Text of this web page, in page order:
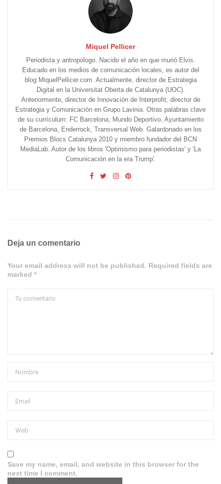
Miquel Pellicer
Periodista y antropólogo. Nacido el año en que murió Elvis.
Educado en los medios de comunicación locales, es autor del
blog MiquelPellicer.com. Actualmente, director de Estrategia
Digital en la Universitat Oberta de Catalunya (UOC).
Anteriormente, director de Innovación de Interprofit; director de
Estrategia y Comunicación en Grupo Lavinia. Otras palabras clave
de su currículum: FC Barcelona, Mundo Deportivo, Ayuntamiento
de Barcelona, Enderrock, Transversal Web. Galardonado en los
Premios Blocs Catalunya 2010 y miembro fundador del BCN
MediaLab. Autor de los libros 'Optimismo para periodistas' y 'La
Comunicación en la era Trump'.
Deja un comentario
Your email address will not be published. Required fields are
marked *
Save my name, email, and website in this browser for the
next time I comment.